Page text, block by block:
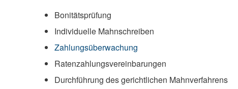
Bonitätsprüfung
Individuelle Mahnschreiben
Zahlungsüberwachung
Ratenzahlungsvereinbarungen
Durchführung des gerichtlichen Mahnverfahrens